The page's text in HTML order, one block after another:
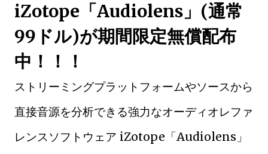
iZotope「Audiolens」(通常
99ドル)が期間限定無償配布
中！！！
ストリーミングプラットフォームやソースから
直接音源を分析できる強力なオーディオレファ
レンスソフトウェア iZotope「Audiolens」